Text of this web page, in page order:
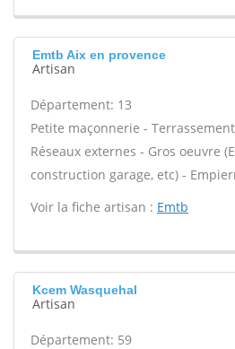
Emtb Aix en provence
Artisan
Département: 13
Petite maçonnerie -
Réseaux externes - Gros oeuvre
construction garage, etc) -
Voir la fiche artisan : Emtb
Kcem Wasquehal
Artisan
Département: 59